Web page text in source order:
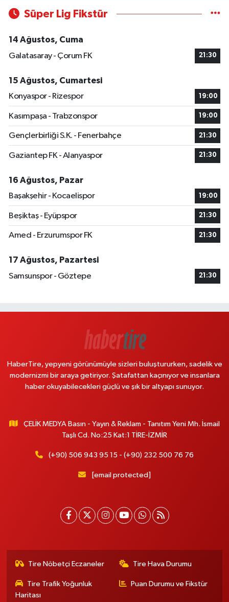
Süper Lig Fikstür
14 Ağustos, Cuma
Galatasaray - Çorum FK
21:30
15 Ağustos, Cumartesi
Konyaspor - Rizespor
19:00
Kasımpaşa - Trabzonspor 19:00
Gençlerbirliği S.K. - Fenerbahçe 21:30
Gaziantep FK - Alanyaspor 21:30
16 Ağustos, Pazar
Başakşehir - Kocaelispor
19:00
Beşiktaş - Eyüpspor 21:30
Amed - Erzurumspor FK 21:30
17 Ağustos, Pazartesi
Samsunspor - Göztepe
21:30
HaberTire, yepyeni görünümüyle sizleri buluştururken, sadelik ve
modernizmi bir araya getiriyor. Şatafattan kaçınıyor ve insanlara
haber okuyabilecekleri güçlü ve şık bir altyapı sunuyor.
ÇELİK MEDYA Basın - Yayın & Reklam - Tanıtım Yeni Mh. İsmail
Taşlı Cd. No:25 Kat:1 TİRE-İZMİR
(+90) 506 943 95 15 - (+90) 232 500 76 76
[email protected]
Tire Nöbetçi Eczaneler Tire Hava Durumu
Tire Trafik Yoğunluk
Haritası
Puan Durumu ve Fikstür